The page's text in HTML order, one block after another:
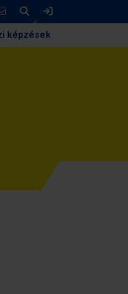
Keresés
képzések